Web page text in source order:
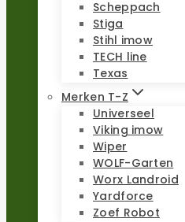
Scheppach
Stiga
Stihl imow
TECH line
Texas
Merken T-Z
Universeel
Viking imow
Wiper
WOLF-Garten
Worx Landroid
Yardforce
Zoef Robot